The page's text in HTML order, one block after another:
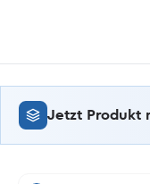
Jetzt Produkt